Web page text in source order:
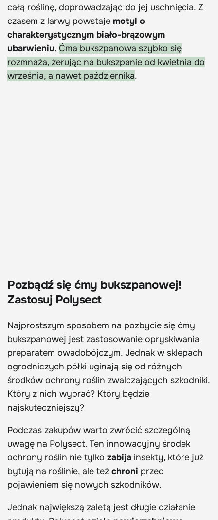
całą roślinę, doprowadzając do jej uschnięcia. Z
czasem z larwy powstaje motyl o
charakterystycznym biało-brązowym
ubarwieniu. Ćma bukszpanowa szybko się
rozmnaża, żerując na bukszpanie od kwietnia do
września, a nawet października.
Pozbądź się ćmy bukszpanowej!
Zastosuj Polysect
Najprostszym sposobem na pozbycie się ćmy
bukszpanowej jest zastosowanie opryskiwania
preparatem owadobójczym. Jednak w sklepach
ogrodniczych półki uginają się od różnych
środków ochrony roślin zwalczających szkodniki.
Który z nich wybrać? Który będzie
najskuteczniejszy?
Podczas zakupów warto zwrócić szczególną
uwagę na Polysect. Ten innowacyjny środek
ochrony roślin nie tylko zabija insekty, które już
bytują na roślinie, ale też chroni przed
pojawieniem się nowych szkodników.
Jednak największą zaletą jest długie działanie